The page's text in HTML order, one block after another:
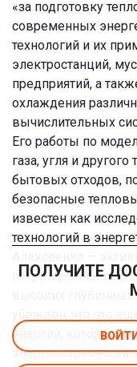
«за подготовку
современных
технологий и их
электростанций,
предприятий, а
охлаждения
вычислительных
Его работы по
газа, угля и
бытовых отходов,
безопасные
известен как
технологий в
петротермальной
высоких
энергии, который
ПОЛУЧИТЕ